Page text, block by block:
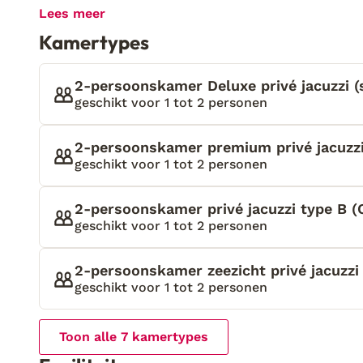
met je liefde te genieten, dan ben je hier op het
uitzicht over het helderblauwe water, maar ook
exterieur. De kussens op de ligbedden, de muren
steken fantastisch af met het blauw van de lucht
ontspannen en heerlijk mediterraan gevoel. Houd
goed. Traditionele gerechten worden in een
alles wat de omgeving te bieden heeft. Zin om er
vlakbij gelegen, romantische plaatsje Agios
Lassithi-hoogvlakte. Het is hier genieten met een
Lees meer
Kamertypes
2-persoonskamer Deluxe privé jacuzzi
geschikt voor 1 tot 2 personen
2-persoonskamer premium privé
geschikt voor 1 tot 2 personen
2-persoonskamer privé jacuzzi type B
geschikt voor 1 tot 2 personen
2-persoonskamer zeezicht privé
geschikt voor 1 tot 2 personen
Toon alle 7 kamertypes